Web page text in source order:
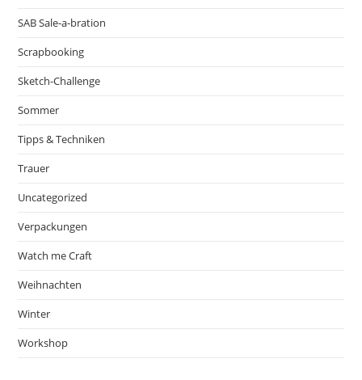
SAB Sale-a-bration
Scrapbooking
Sketch-Challenge
Sommer
Tipps & Techniken
Trauer
Uncategorized
Verpackungen
Watch me Craft
Weihnachten
Winter
Workshop